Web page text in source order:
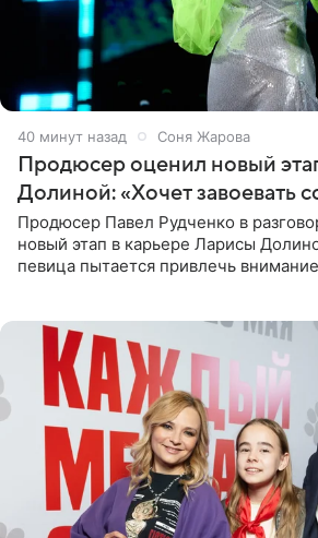
41 минуту назад Соня Жарова
Продюсер оценил новый
Долиной: «Хочет завоевать
Продюсер Павел Рудченко в
новый этап в карьере Ларисы
певица пытается привлечь